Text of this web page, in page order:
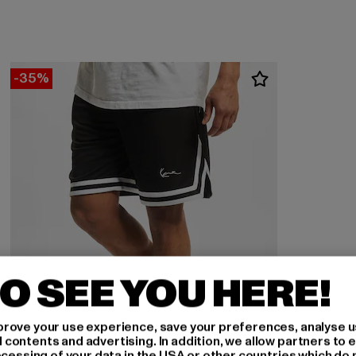
-35%
SEE YOU HERE!
your use experience, save your preferences, analyse
and advertising. In addition, we allow partners to